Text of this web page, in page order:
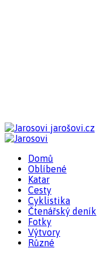
jarošovi.cz
Domů
Oblíbené
Katar
Cesty
Cyklistika
Čtenářský deník
Fotky
Výtvory
Různé